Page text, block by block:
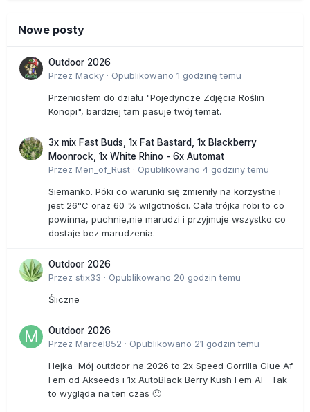
Nowe posty
Outdoor 2026
Przez Macky · Opublikowano 1 godzinę temu
Przeniosłem do działu "Pojedyncze Zdjęcia Roślin
Konopi", bardziej tam pasuje twój temat.
3x mix Fast Buds, 1x Fat Bastard, 1x Blackberry
Moonrock, 1x White Rhino - 6x Automat
Przez Men_of_Rust · Opublikowano 4 godziny temu
Siemanko. Póki co warunki się zmieniły na korzystne i
jest 26°C oraz 60 % wilgotności. Cała trójka robi to co
powinna, puchnie,nie marudzi i przyjmuje wszystko co
dostaje bez marudzenia.
Outdoor 2026
Przez stix33 · Opublikowano 20 godzin temu
Śliczne
Outdoor 2026
Przez Marcel852 · Opublikowano 21 godzin temu
Hejka Mój outdoor na 2026 to 2x Speed Gorrilla Glue Af
Fem od Akseeds i 1x AutoBlack Berry Kush Fem AF Tak
to wygląda na ten czas 🙂